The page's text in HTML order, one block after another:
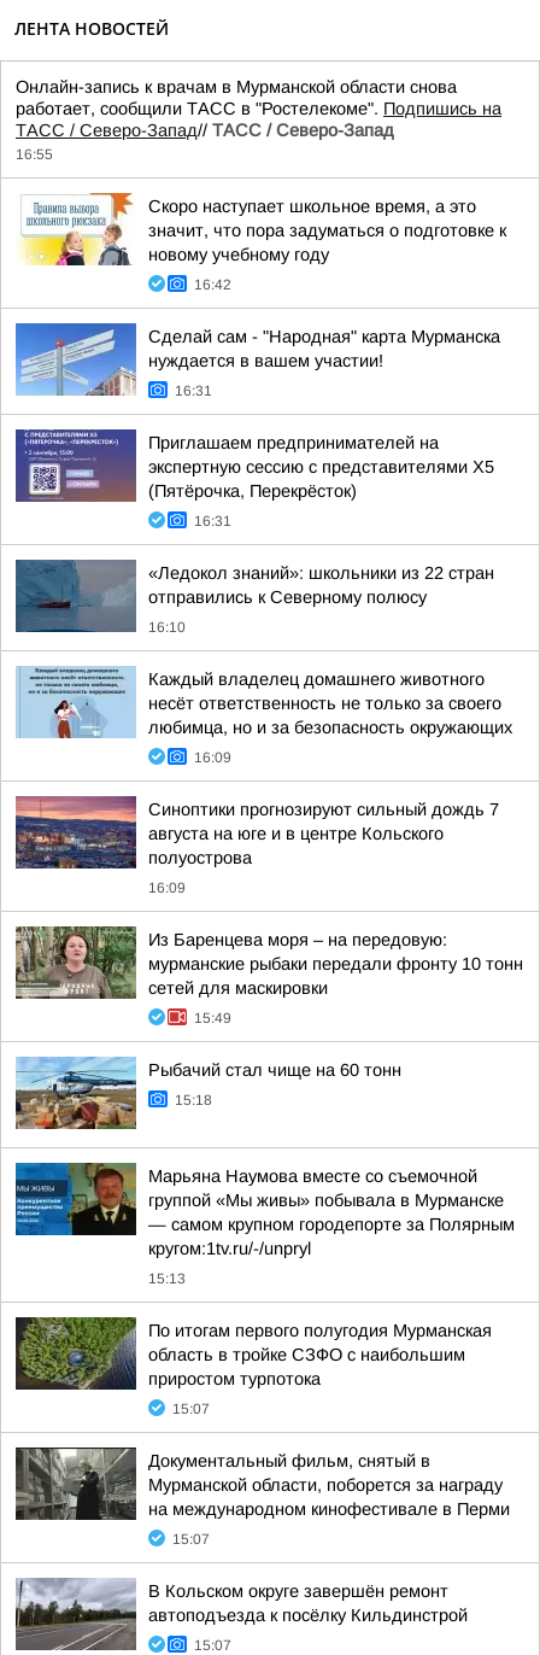
ЛЕНТА НОВОСТЕЙ
Онлайн-запись к врачам в Мурманской области снова
работает, сообщили ТАСС в "Ростелекоме". Подпишись на
ТАСС / Северо-Запад// ТАСС / Северо-Запад
16:55
Скоро наступает школьное время, а это
значит, что пора задуматься о подготовке к
новому учебному году
16:42
Сделай сам - "Народная" карта Мурманска
нуждается в вашем участии!
16:31
Приглашаем предпринимателей на
экспертную сессию с представителями X5
(Пятёрочка, Перекрёсток)
16:31
«Ледокол знаний»: школьники из 22 стран
отправились к Северному полюсу
16:10
Каждый владелец домашнего животного
несёт ответственность не только за своего
любимца, но и за безопасность окружающих
16:09
Синоптики прогнозируют сильный дождь 7
августа на юге и в центре Кольского
полуострова
16:09
Из Баренцева моря – на передовую:
мурманские рыбаки передали фронту 10 тонн
сетей для маскировки
15:49
Рыбачий стал чище на 60 тонн
15:18
Марьяна Наумова вместе со съемочной
группой «Мы живы» побывала в Мурманске
— самом крупном городепорте за Полярным
кругом:1tv.ru/-/unpryl
15:13
По итогам первого полугодия Мурманская
область в тройке СЗФО с наибольшим
приростом турпотока
15:07
Документальный фильм, снятый в
Мурманской области, поборется за награду
на международном кинофестивале в Перми
15:07
В Кольском округе завершён ремонт
автоподъезда к посёлку Кильдинстрой
15:07